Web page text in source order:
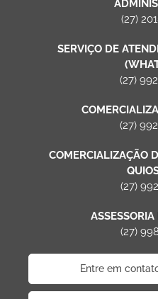
(27)
SERVIÇO DE
(27)
(27)
COMERCIALIZAÇÃO
(27)
(27)
Entre em